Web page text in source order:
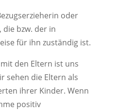
oder
die bzw. der in
für ihn zuständig ist.
den Eltern ist uns
sehen die Eltern als
ihrer Kinder. Wenn
positiv